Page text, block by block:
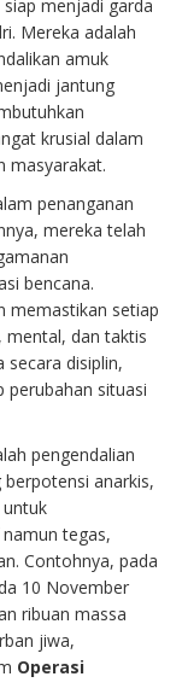
menjadi garda
Mereka adalah
amuk
jantung
krusial dalam
masyarakat.
penanganan
mereka telah
bencana.
memastikan setiap
mental, dan taktis
secara disiplin,
perubahan situasi
pengendalian
anarkis,
tegas,
Contohnya, pada
10 November
ribuan massa
jiwa,
Operasi